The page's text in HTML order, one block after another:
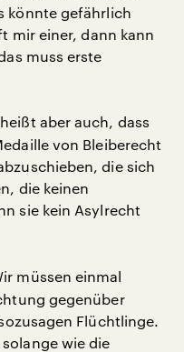
könnte gefährlich
mir einer, dann kann
muss erste
aber auch, dass
von Bleiberecht
die sich
die keinen
sie kein Asylrecht
müssen einmal
gegenüber
Flüchtlinge.
wie die